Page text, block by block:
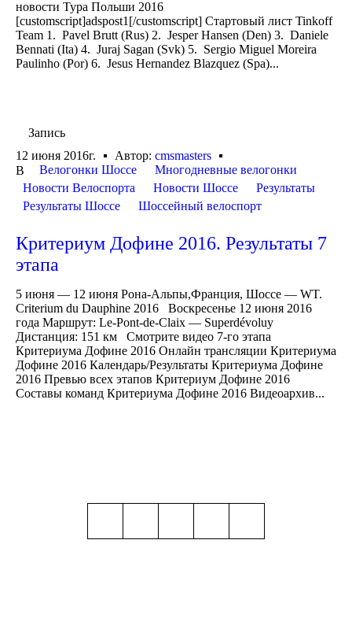
новости Тура Польши 2016
[customscript]adspost1[/customscript] Стартовый лист Tinkoff
Team 1. Pavel Brutt (Rus) 2. Jesper Hansen (Den) 3. Daniele
Bennati (Ita) 4. Juraj Sagan (Svk) 5. Sergio Miguel Moreira
Paulinho (Por) 6. Jesus Hernandez Blazquez (Spa)...
Запись
12 июня 2016г.
Автор: cmsmasters
В
Велогонки Шоссе
Многодневные велогонки
Новости Велоспорта
Новости Шоссе
Результаты
Результаты Шоссе
Шоссейный велоспорт
Критериум Дофине 2016. Результаты 7
этапа
5 июня — 12 июня Рона-Альпы,Франция, Шоссе — WT.
Criterium du Dauphine 2016 Воскресенье 12 июня 2016
года Маршрут: Le-Pont-de-Claix — Superdévoluy
Дистанция: 151 км Смотрите видео 7-го этапа
Критериума Дофине 2016 Онлайн трансляции Критериума
Дофине 2016 Календарь/Результаты Критериума Дофине
2016 Превью всех этапов Критериум Дофине 2016
Составы команд Критериума Дофине 2016 Видеоархив...